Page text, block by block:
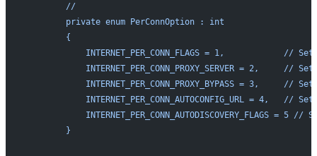
        //
        private enum PerConnOption : int
        {
INTERNET_PER_CONN_FLAGS = 1,            //
INTERNET_PER_CONN_PROXY_SERVER = 2,     //
INTERNET_PER_CONN_PROXY_BYPASS = 3,     //
INTERNET_PER_CONN_AUTOCONFIG_URL = 4,   //
INTERNET_PER_CONN_AUTODISCOVERY_FLAGS = 5 //
        }